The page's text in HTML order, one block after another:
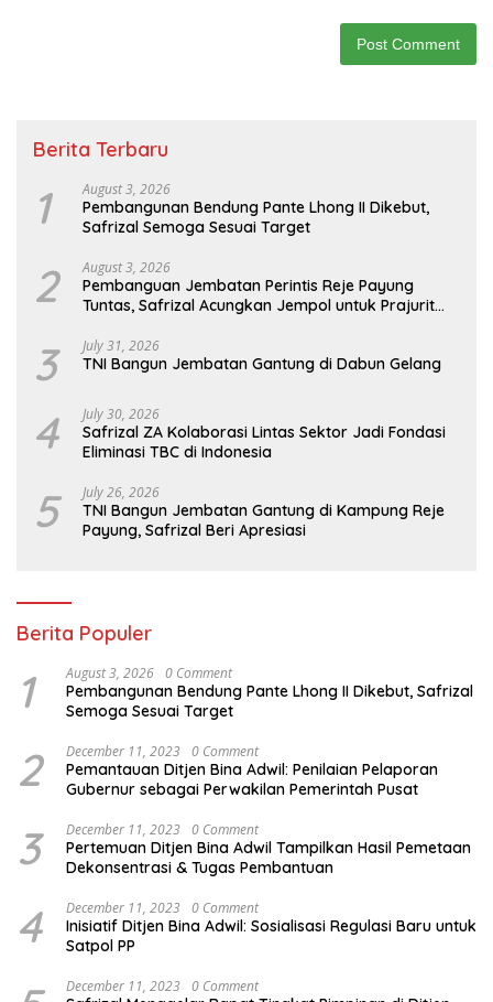
Berita Terbaru
1 August 3, 2026
Pembangunan Bendung Pante Lhong II Dikebut,
Safrizal Semoga Sesuai Target
2 August 3, 2026
Pembanguan Jembatan Perintis Reje Payung
Tuntas, Safrizal Acungkan Jempol untuk Prajurit
3 July 31, 2026
TNI Bangun Jembatan Gantung di Dabun Gelang
4 July 30, 2026
Safrizal ZA Kolaborasi Lintas Sektor Jadi Fondasi
Eliminasi TBC di Indonesia
5 July 26, 2026
TNI Bangun Jembatan Gantung di Kampung Reje
Payung, Safrizal Beri Apresiasi
Berita Populer
1 August 3, 2026 0 Comment
Pembangunan Bendung Pante Lhong II Dikebut, Safrizal
Semoga Sesuai Target
2 December 11, 2023 0 Comment
Pemantauan Ditjen Bina Adwil: Penilaian Pelaporan
Gubernur sebagai Perwakilan Pemerintah Pusat
3 December 11, 2023 0 Comment
Pertemuan Ditjen Bina Adwil Tampilkan Hasil Pemetaan
Dekonsentrasi & Tugas Pembantuan
4 December 11, 2023 0 Comment
Inisiatif Ditjen Bina Adwil: Sosialisasi Regulasi Baru untuk
Satpol PP
December 11, 2023 0 Comment